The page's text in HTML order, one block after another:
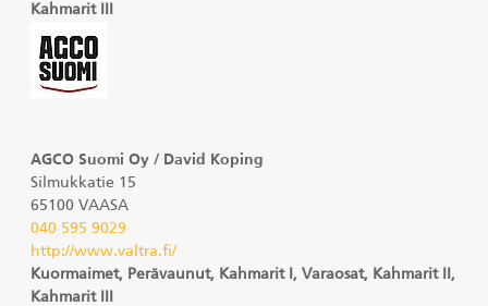
Kahmarit III
AGCO Suomi Oy / David Koping
Silmukkatie 15
65100 VAASA
040 595 9029
http://www.valtra.fi/
Kuormaimet, Perävaunut, Kahmarit I, Varaosat, Kahmarit II,
Kahmarit III